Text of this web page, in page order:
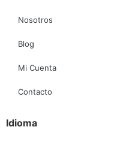
Nosotros
Blog
Mi Cuenta
Contacto
Idioma